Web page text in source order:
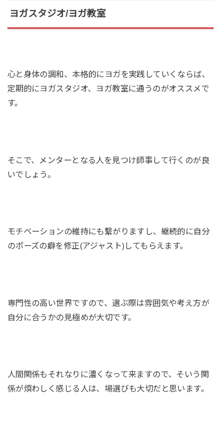
ヨガスタジオ/ヨガ教室
心と身体の調和、本格的にヨガを実践していくならば、
定期的にヨガスタジオ、ヨガ教室に通うのがオススメで
す。
そこで、メンターとなる人を見つけ師事して行くのが良
いでしょう。
モチベーションの維持にも繋がりますし、継続的に自分
のポーズの癖を修正(アジャスト)してもらえます。
専門性の高い世界ですので、選ぶ際は雰囲気や考え方が
自分に合うかの見極めが大切です。
人間関係もそれなりに濃くなって来ますので、そいう関
係が煩わしく感じる人は、場選びも大切だと思います。